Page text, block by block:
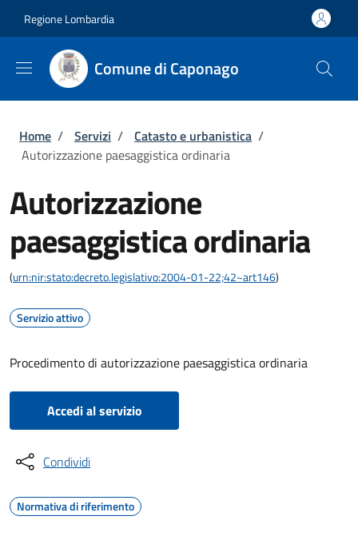
Regione Lombardia
Comune di Caponago
Briciole di pane
Home / Servizi / Catasto e urbanistica /
Autorizzazione paesaggistica ordinaria
Autorizzazione
paesaggistica ordinaria
(urn:nir:stato:decreto.legislativo:2004-01-22;42~art146)
Servizio attivo
Procedimento di autorizzazione paesaggistica ordinaria
Accedi al servizio
Condividi
Normativa di riferimento